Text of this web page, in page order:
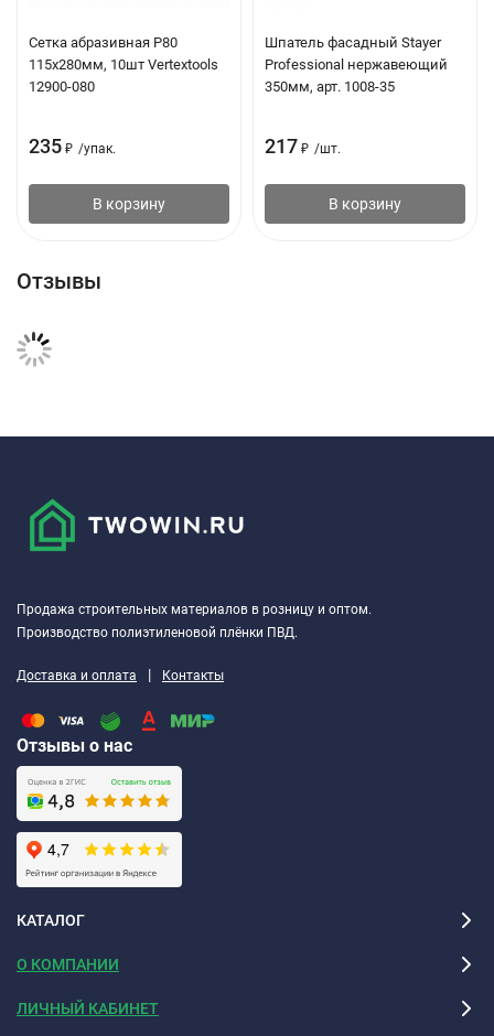
Сетка абразивная P80
115х280мм, 10шт Vertextools
12900-080
235 ₽ /упак.
В корзину
Шпатель фасадный Stayer
Professional нержавеющий
350мм, арт. 1008-35
217 ₽ /шт.
В корзину
Отзывы
Продажа строительных материалов в розницу и оптом.
Производство полиэтиленовой плёнки ПВД.
Доставка и оплата | Контакты
Отзывы о нас
КАТАЛОГ
О КОМПАНИИ
ЛИЧНЫЙ КАБИНЕТ